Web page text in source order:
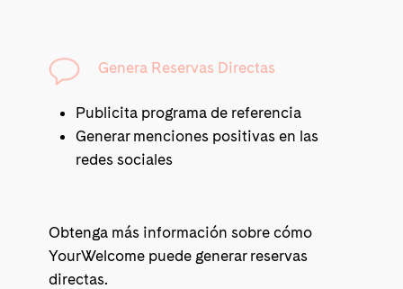
Genera Reservas Directas
Publicita programa de referencia
Generar menciones positivas en las
redes sociales
Obtenga más información sobre cómo
YourWelcome puede generar reservas
directas.